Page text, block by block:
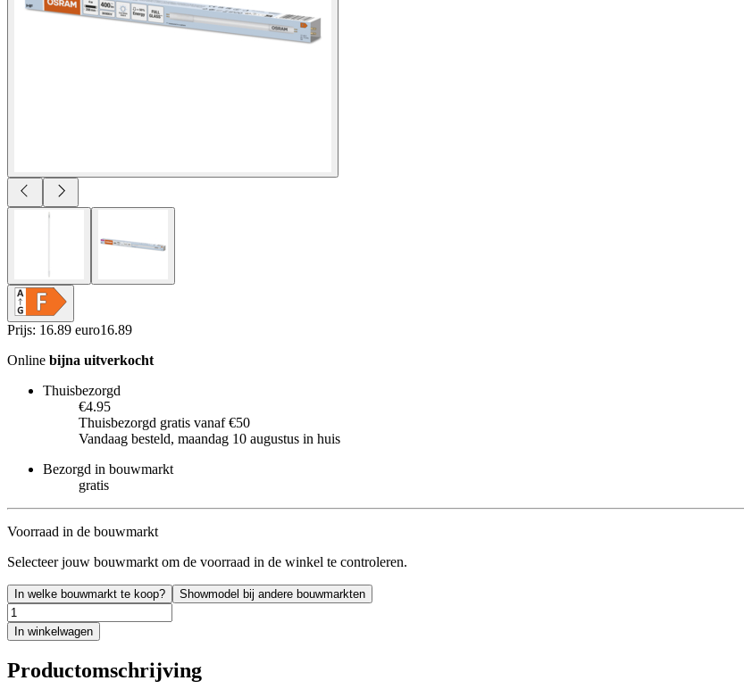
Prijs: 16.89 euro16.89
Online bijna uitverkocht
Thuisbezorgd
€4.95
Thuisbezorgd gratis vanaf €50
Vandaag besteld, maandag 10 augustus in huis
Bezorgd in bouwmarkt
gratis
Voorraad in de bouwmarkt
Selecteer jouw bouwmarkt om de voorraad in de winkel te controleren.
In welke bouwmarkt te koop? Showmodel bij andere bouwmarkten
In winkelwagen
Productomschrijving